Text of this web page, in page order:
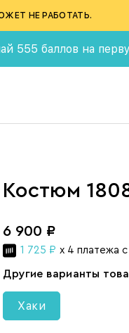
НЕ РАБОТАТЬ.
на первую
Костюм
6 900 ₽
1 725 ₽ x 4 платежа
Другие варианты
Хаки